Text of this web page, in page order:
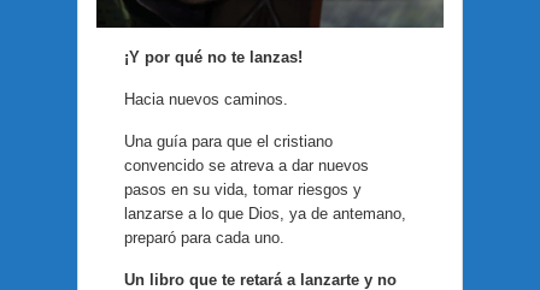
¡Y por qué no te lanzas!
Hacia nuevos caminos.
Una guía para que el cristiano
convencido se atreva a dar nuevos
pasos en su vida, tomar riesgos y
lanzarse a lo que Dios, ya de antemano,
preparó para cada uno.
Un libro que te retará a lanzarte y no